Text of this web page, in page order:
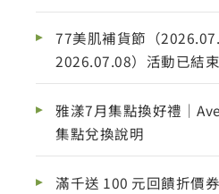
77美肌補貨節（
2026.07.08）活動已結束
雅漾7月集點換好禮｜
集點兌換說明
滿千送 100 元回饋折價